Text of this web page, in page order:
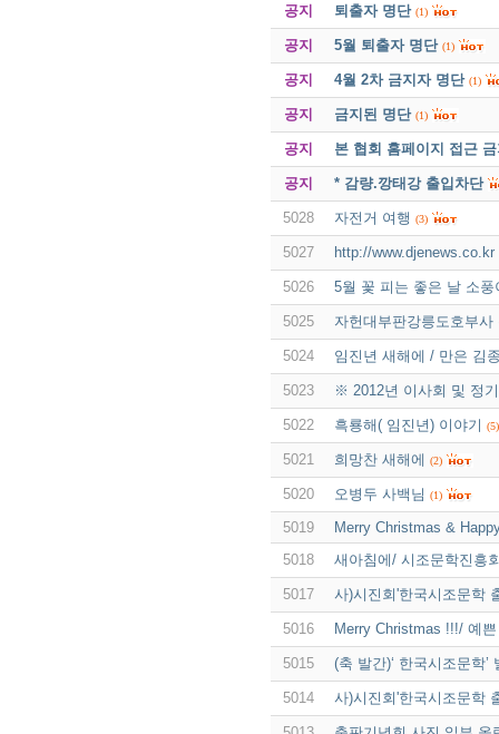
공지 퇴출자 명단 (1)
공지 5월 퇴출자 명단 (1)
공지 4월 2차 금지자 명단 (1)
공지 금지된 명단 (1)
공지 본 협회 홈페이지 접근
공지 * 감량.깡태강 출입차단
5028 자전거 여행 (3)
5027 http://
5026 5월 꽃 피는 좋은 날 소풍
5025 자헌대부판강릉도호부사
5024 임진년 새해에 / 만은 김
5023 ※ 2012년 이사회 및 정
5022 흑룡해( 임진년) 이야기 (5)
5021 희망찬 새해에 (2)
5020 오병두 사백님 (1)
5019
Merry Christmas &
5018
새아침에/ 시조문학진흥
5017 사)시진회'한국시조문학
5016 Merry Christmas !!!/ 예
5015 (축 발간)‘ 한국시조문학
5014 사)시진회'한국시조문학